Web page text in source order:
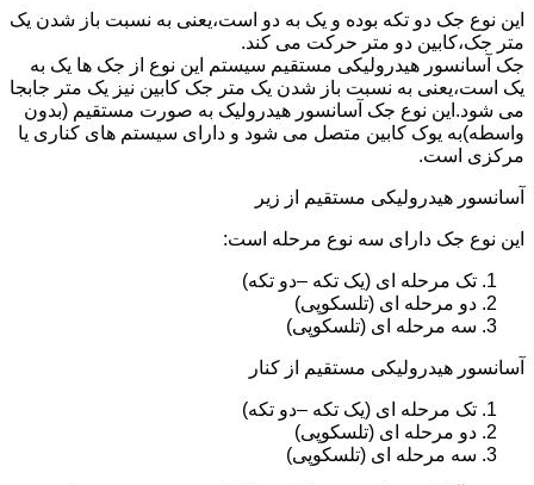
این نوع جک دو تکه بوده و یک به دو است،یعنی به نسبت باز شدن یک
متر جک،کابین دو متر حرکت می کند.
جک آسانسور هیدرولیکی مستقیم سیستم این نوع از جک ها یک به
یک است،یعنی به نسبت باز شدن یک متر جک کابین نیز یک متر جابجا
می شود.این نوع جک آسانسور هیدرولیک به صورت مستقیم (بدون
واسطه)به یوک کابین متصل می شود و دارای سیستم های کناری یا
مرکزی است.
آسانسور هیدرولیکی مستقیم از زیر
این نوع جک دارای سه نوع مرحله است:
تک مرحله ای (یک تکه –دو تکه)
دو مرحله ای (تلسکوپی)
سه مرحله ای (تلسکوپی)
آسانسور هیدرولیکی مستقیم از کنار
تک مرحله ای (یک تکه –دو تکه)
دو مرحله ای (تلسکوپی)
سه مرحله ای (تلسکوپی)